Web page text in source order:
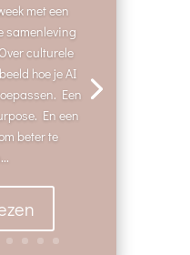
met een
samenleving
culturele
hoe je AI
Een
En een
beter te